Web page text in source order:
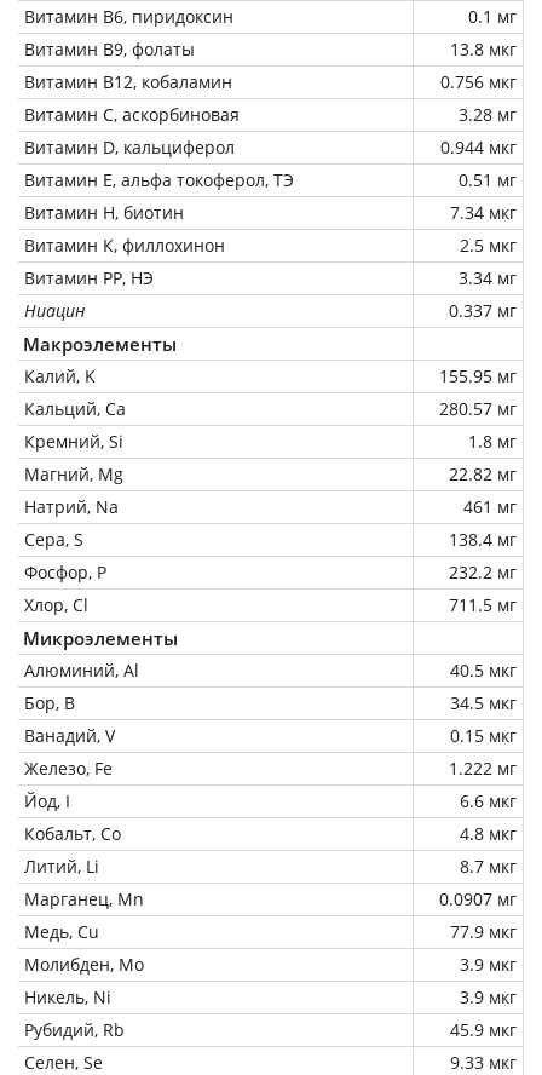
Витамин В6, пиридоксин
0.1 мг
Витамин В9, фолаты
13.8 мкг
Витамин В12, кобаламин
0.756 мкг
Витамин C, аскорбиновая
3.28 мг
Витамин D, кальциферол
0.944 мкг
Витамин Е, альфа токоферол, ТЭ
0.51 мг
Витамин Н, биотин
7.34 мкг
Витамин К, филлохинон
2.5 мкг
Витамин РР, НЭ
3.34 мг
Ниацин
0.337 мг
Макроэлементы
Калий, K
155.95 мг
Кальций, Ca
280.57 мг
Кремний, Si
1.8 мг
Магний, Mg
22.82 мг
Натрий, Na
461 мг
Сера, S
138.4 мг
Фосфор, P
232.2 мг
Хлор, Cl
711.5 мг
Микроэлементы
Алюминий, Al
40.5 мкг
Бор, B
34.5 мкг
Ванадий, V
0.15 мкг
Железо, Fe
1.222 мг
Йод, I
6.6 мкг
Кобальт, Co
4.8 мкг
Литий, Li
8.7 мкг
Марганец, Mn
0.0907 мг
Медь, Cu
77.9 мкг
Молибден, Mo
3.9 мкг
Никель, Ni
3.9 мкг
Рубидий, Rb
45.9 мкг
Селен, Se
9.33 мкг